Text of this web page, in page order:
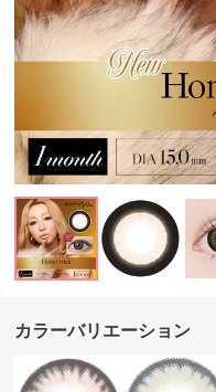
カラーバリエーション